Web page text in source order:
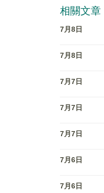
相關文章
7月8日
7月8日
7月7日
7月7日
7月7日
7月6日
7月6日